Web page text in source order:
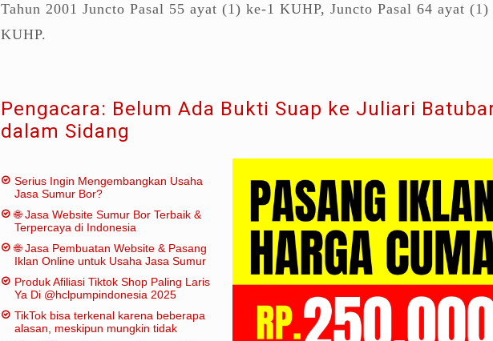
Tahun 2001 Juncto Pasal 55 ayat (1) ke-1 KUHP, Juncto Pasal 64 ayat (1)
KUHP.
Pengacara: Belum Ada Bukti Suap ke Juliari
dalam Sidang
Serius Ingin Mengembangkan Usaha
Jasa Sumur Bor?
🌐 Jasa Website Sumur Bor Terbaik &
Terpercaya di Indonesia
🌐 Jasa Pembuatan Website & Pasang
Iklan Online untuk Usaha Jasa Sumur
Produk Afiliasi Tiktok Shop Paling Laris
Ya Di @hclpumpindonesia 2025
TikTok bisa terkenal karena beberapa
alasan, meskipun mungkin tidak